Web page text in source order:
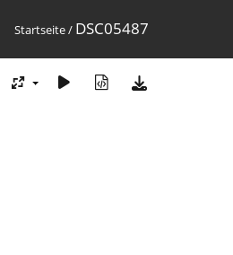
Startseite/ DSC05487